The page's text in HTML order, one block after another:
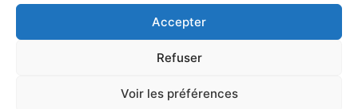
Accepter
Refuser
Voir les préférences
© 2021 Georges Hostel | Tous droits réservés
Labanana